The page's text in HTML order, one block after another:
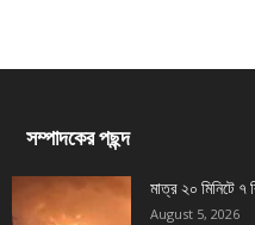
সম্পাদকের পছন্দ
মাত্র ২০ মিনিটে
August 5, 2026